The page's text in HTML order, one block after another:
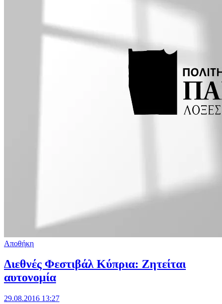
Αποθήκη
Διεθνές Φεστιβάλ Κύπρια: Ζητείται
αυτονομία
29.08.2016 13:27